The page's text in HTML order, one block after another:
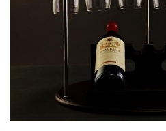
Bijuterii Mirese
Cele mai noi
Cele mai vandute
Cele mai votate
Cu video